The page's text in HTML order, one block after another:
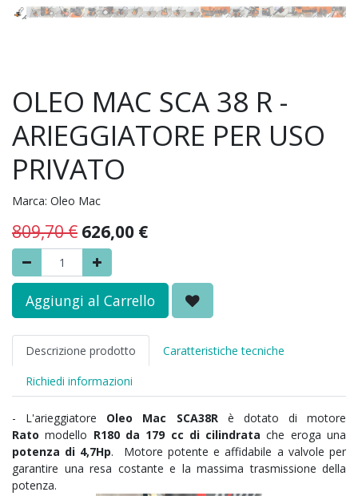
OLEO MAC SCA 38 R -
ARIEGGIATORE PER USO
PRIVATO
Marca: Oleo Mac
809,70€ 626,00 €
Aggiungi al Carrello
Descrizione prodotto
Caratteristiche tecniche
Richiedi informazioni
- L'arieggiatore Oleo Mac SCA38R
è dotato di motore
Rato modello R180 da 179 cc di cilindrata che eroga una
potenza di 4,7Hp. Motore potente e affidabile a valvole per
garantire una resa costante e la massima trasmissione della
potenza.